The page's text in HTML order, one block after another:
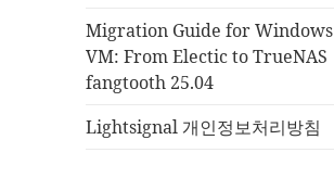
Migration Guide for Windows
VM: From Electic to TrueNAS
fangtooth 25.04
Lightsignal 개인정보처리방침